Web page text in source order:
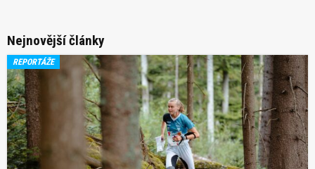
Nejnovější články
REPORTÁŽE